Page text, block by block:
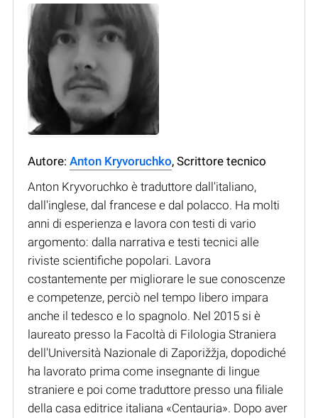
Autore: Anton Kryvoruchko, Scrittore tecnico
Anton Kryvoruchko è traduttore dall'italiano,
dall'inglese, dal francese e dal polacco. Ha molti
anni di esperienza e lavora con testi di vario
argomento: dalla narrativa e testi tecnici alle
riviste scientifiche popolari. Lavora
costantemente per migliorare le sue conoscenze
e competenze, perciò nel tempo libero impara
anche il tedesco e lo spagnolo. Nel 2015 si è
laureato presso la Facoltà di Filologia Straniera
dell'Università Nazionale di Zaporižžja, dopodiché
ha lavorato prima come insegnante di lingue
straniere e poi come traduttore presso una filiale
della casa editrice italiana «Centauria». Dopo aver